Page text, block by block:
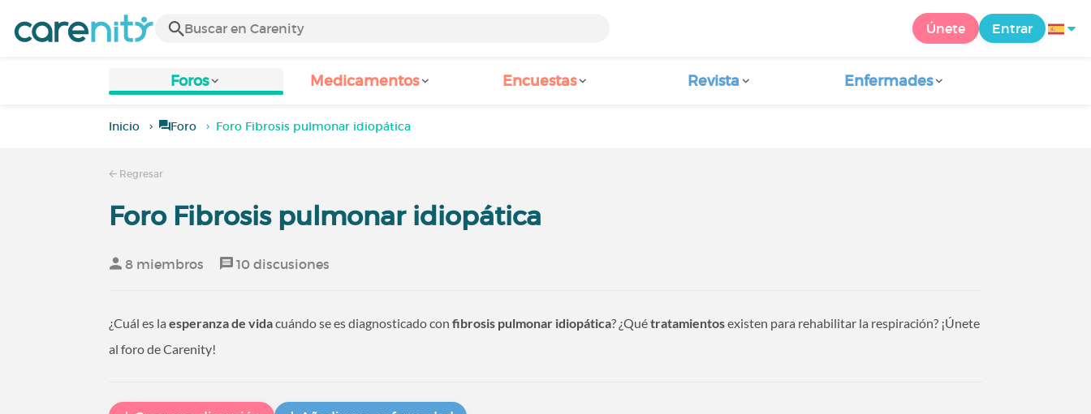
Únete Entrar
Foros Medicamentos Encuestas Revista Enfermades
Inicio Foro Foro Fibrosis pulmonar idiopática
Regresar
Foro Fibrosis pulmonar idiopática
8 miembros 10 discusiones
¿Cuál es laesperanza de vidacuándo se es diagnosticado confibrosis pulmonar idiopática? ¿Quétratamientosexisten para rehabilitar la respiración? ¡Únete
al foro de Carenity!